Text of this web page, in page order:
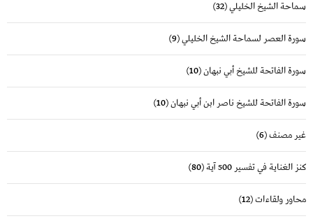
سماحة الشيخ الخليلي(32)
سورة العصر لسماحة الشيخ الخليلي(9)
سورة الفاتحة للشيخ أبي نبهان(10)
سورة الفاتحة للشيخ ناصر ابن أبي نبهان(10)
غير مصنف(6)
كنز الغناية في تفسير 500 آية
(80)
محاور ولقاءات(12)